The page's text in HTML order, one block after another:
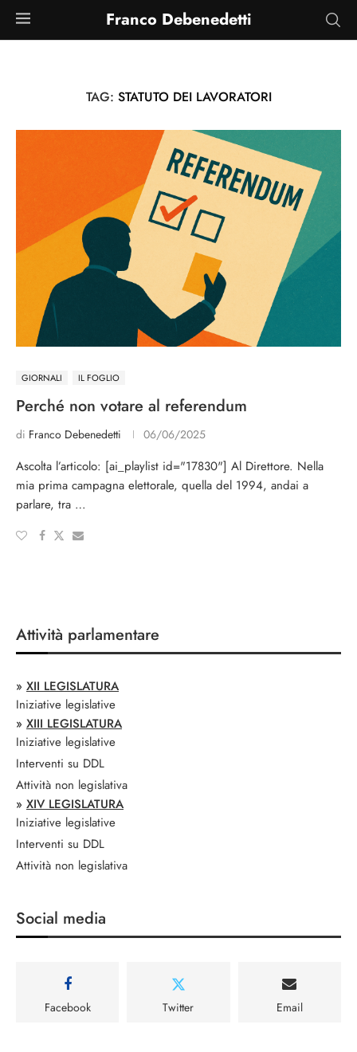
Franco Debenedetti
TAG: STATUTO DEI LAVORATORI
GIORNALI IL FOGLIO
Perché non votare al referendum
di Franco Debenedetti 06/06/2025
Ascolta l’articolo: [ai_playlist id="17830"] Al Direttore. Nella
mia prima campagna elettorale, quella del 1994, andai a
parlare, tra …
Attività parlamentare
» XII LEGISLATURA
Iniziative legislative
» XIII LEGISLATURA
Iniziative legislative
Interventi su DDL
Attività non legislativa
» XIV LEGISLATURA
Iniziative legislative
Interventi su DDL
Attività non legislativa
Social media
Facebook Twitter Email